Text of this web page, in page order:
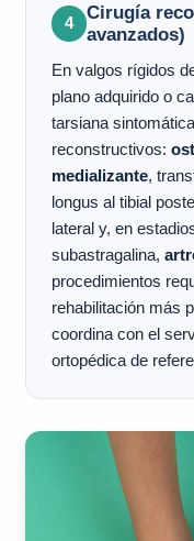
4
Cirugía
avanzados)
En valgos rígidos
plano adquirido o
tarsiana
reconstructivos:
medializante,
longus al tibial
lateral y, en
subastragalina,
procedimientos
rehabilitación más
coordina con el
ortopédica de